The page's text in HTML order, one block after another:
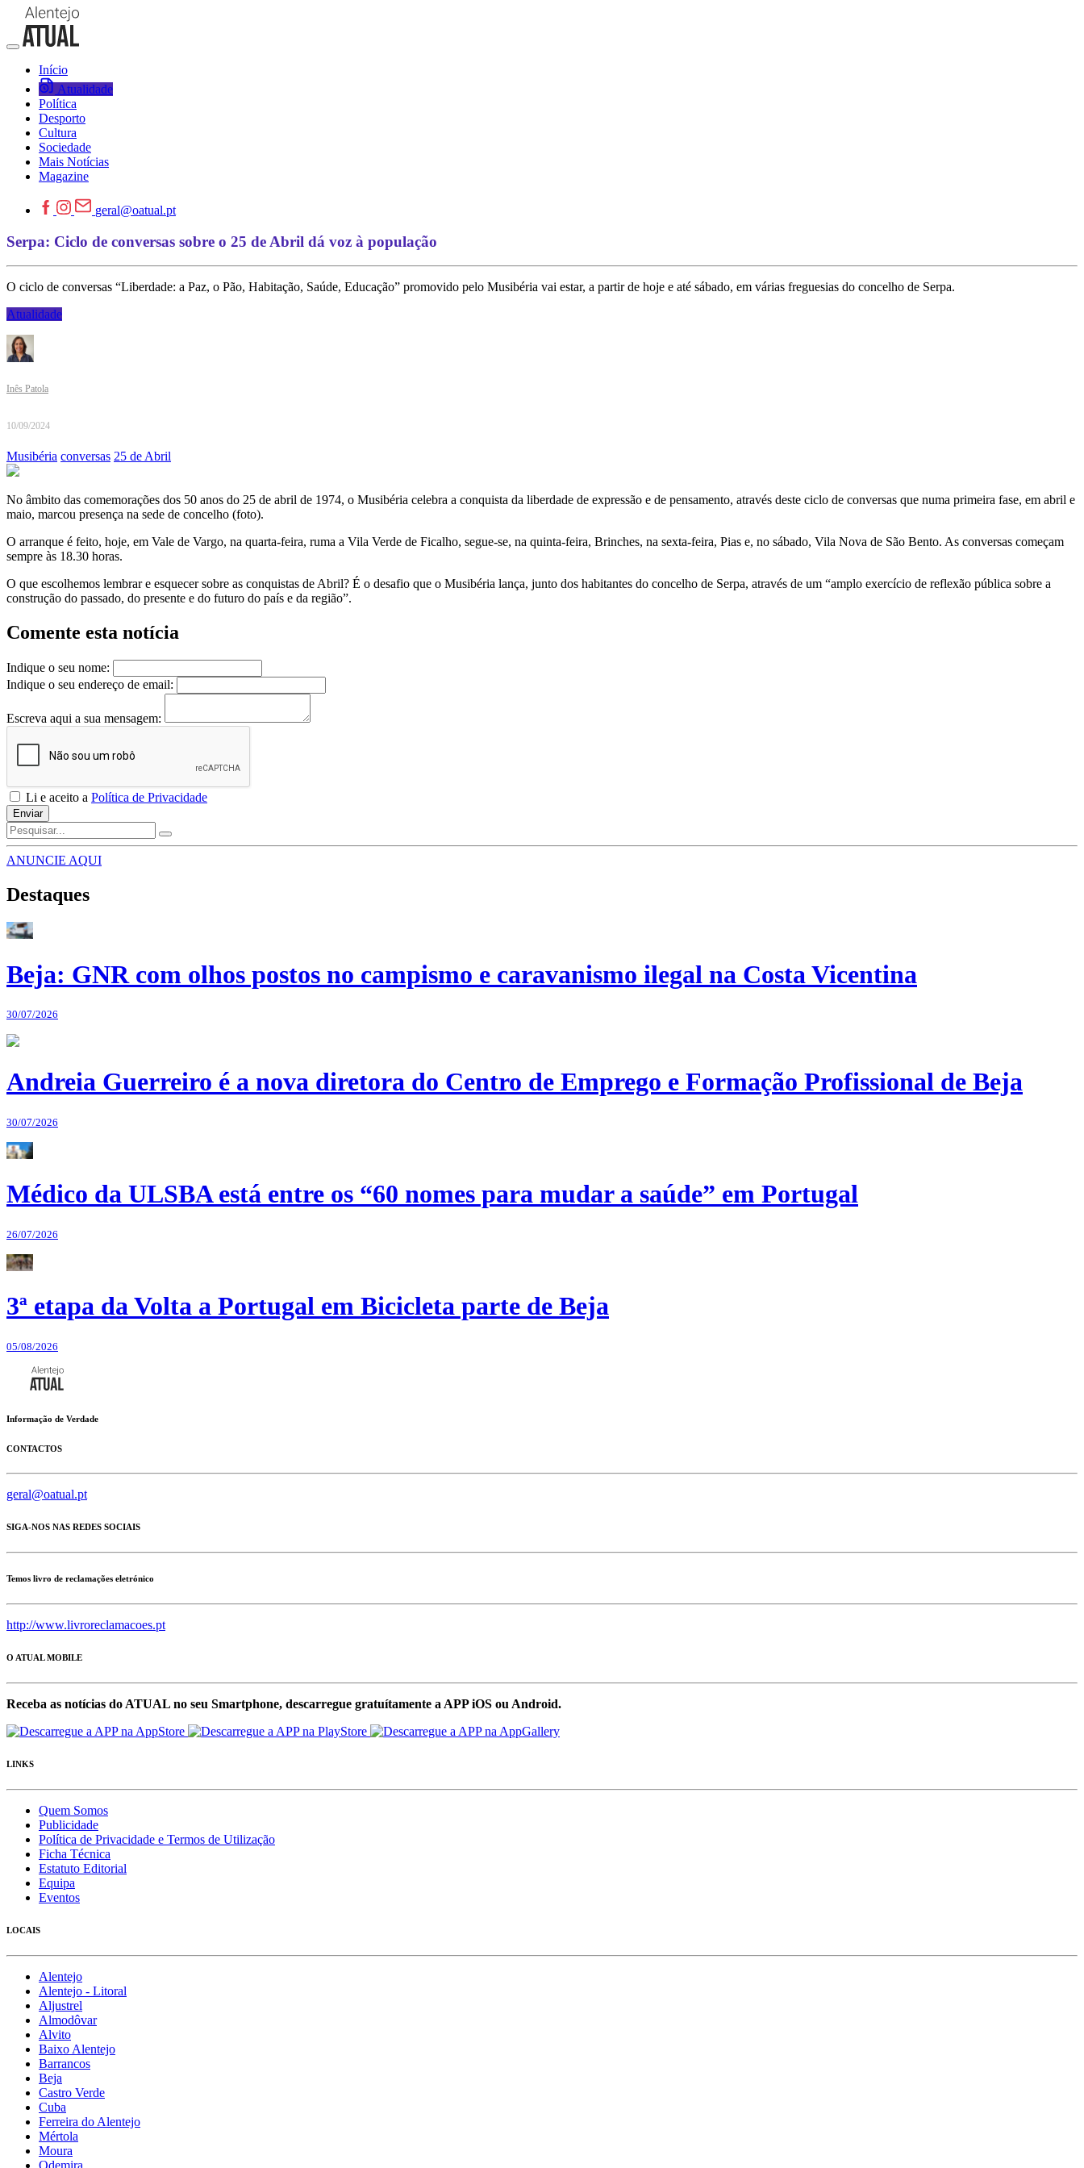
Início
Atualidade
Política
Desporto
Cultura
Sociedade
Mais Notícias
Magazine
geral@oatual.pt
Serpa: Ciclo de conversas sobre o 25 de Abril dá voz à população
O ciclo de conversas “Liberdade: a Paz, o Pão, Habitação, Saúde, Educação” promovido pelo Musibéria vai estar, a partir de hoje e até sábado, em várias freguesias do concelho de Serpa.
Atualidade
Inês Patola
10/09/2024
Musibéria conversas 25 de Abril
No âmbito das comemorações dos 50 anos do 25 de abril de 1974, o Musibéria celebra a conquista da liberdade de expressão e de pensamento, através deste ciclo de conversas que numa primeira fase, em abril e
maio, marcou presença na sede de concelho (foto).
O arranque é feito, hoje, em Vale de Vargo, na quarta-feira, ruma a Vila Verde de Ficalho, segue-se, na quinta-feira, Brinches, na sexta-feira, Pias e, no sábado, Vila Nova de São Bento. As conversas começam
sempre às 18.30 horas.
O que escolhemos lembrar e esquecer sobre as conquistas de Abril? É o desafio que o Musibéria lança, junto dos habitantes do concelho de Serpa, através de um “amplo exercício de reflexão pública sobre a
construção do passado, do presente e do futuro do país e da região”.
Comente esta notícia
Indique o seu nome:
Indique o seu endereço de email:
Escreva aqui a sua mensagem:
Li e aceito a Política de Privacidade
Enviar
ANUNCIE AQUI
Destaques
Beja: GNR com olhos postos no campismo e caravanismo ilegal na Costa Vicentina
30/07/2026
Andreia Guerreiro é a nova diretora do Centro de Emprego e Formação Profissional de Beja
30/07/2026
Médico da ULSBA está entre os “60 nomes para mudar a saúde” em Portugal
26/07/2026
3ª etapa da Volta a Portugal em Bicicleta parte de Beja
05/08/2026
Informação de Verdade
CONTACTOS
geral@oatual.pt
SIGA-NOS NAS REDES SOCIAIS
Temos livro de reclamações eletrónico
http://www.livroreclamacoes.pt
O ATUAL MOBILE
Receba as notícias do ATUAL no seu Smartphone, descarregue gratuítamente a APP iOS ou Android.
LINKS
Quem Somos
Publicidade
Política de Privacidade e Termos de Utilização
Ficha Técnica
Estatuto Editorial
Equipa
Eventos
LOCAIS
Alentejo
Alentejo - Litoral
Aljustrel
Almodôvar
Alvito
Baixo Alentejo
Barrancos
Beja
Castro Verde
Cuba
Ferreira do Alentejo
Mértola
Moura